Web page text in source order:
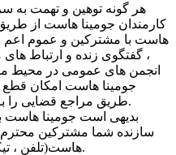
کارمندان جومینا هاست از
هاست با مشترکین و عموم اعم
، گفتگوی زنده و ارتباط
انجمن های عمومی در محیط
جومینا هاست امکان
طریق مراجع قضایی را برای خود محفوظ نگاه خواهد داشت.
بدیهی است جومینا هاست
سازنده شما مشترکین محترم
هاست(تلفن ، تیکت ، گفتگو آنلاین ، ایمیل) می باشد.